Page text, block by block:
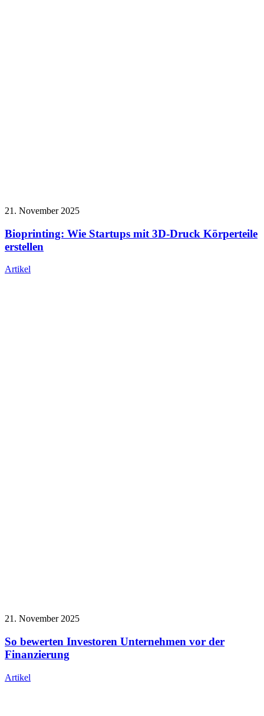
21. November 2025
Bioprinting: Wie Startups mit 3D-Druck Körperteile
erstellen
Artikel
21. November 2025
So bewerten Investoren Unternehmen vor der
Finanzierung
Artikel